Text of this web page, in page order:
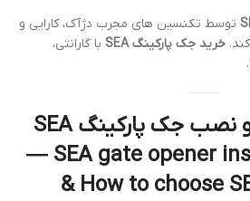
توسط تکنسین های مجرب دژآک، کارایی و
خرید جک پارکینگ SEA
با گارانتی،
راهنمای انتخاب و نصب جک پارکینگ SEA
— SEA gate opener
& How to choose